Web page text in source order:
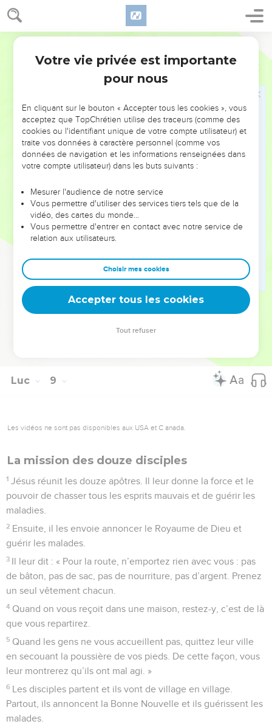
8
49 Pendant que Jésus dit cela, quelqu’un arrive de chez
Jaïrus, le chef de la maison de prière. Il lui dit : « Ta fille est
morte, ne dérange plus le maître ! »
Jésus l’entend et il dit à Jaïrus : « N’aie pas peur ! Crois
seulement, et ta fille sera sauvée ! »
seulement Pierre, Jean et Jacques avec le père et la mère
de la petite fille.
Tous les gens pleurent et ils sont dans le deuil à cause
d’elle. Jésus leur dit : « Ne pleurez pas ! Elle n’est pas morte,
elle dort. »
Les gens se moquent de lui. En effet, ils savent qu’elle est
morte.
Mais Jésus prend la main de la petite fille et il l’appelle en
disant : « Mon enfant, réveille-toi ! »
commande de lui donner à manger.
Ses parents sont vraiment très étonnés, mais Jésus leur
donne cet ordre : « Ne dites à personne ce qui s’est passé ! »
© Société biblique française – Bibli’O, 2000, avec autorisation. Pour vous procurer
Luc 9
Les vidéos ne sont pas disponibles aux USA et C anada.
La mission des douze disciples
1 Jésus réunit les douze apôtres. Il leur donne la force et le
pouvoir de chasser tous les esprits mauvais et de guérir les
maladies.
2 Ensuite, il les envoie annoncer le Royaume de Dieu et
guérir les malades.
3 Il leur dit : « Pour la route, n’emportez rien avec vous : pas
de bâton, pas de sac, pas de nourriture, pas d’argent. Prenez
un seul vêtement chacun.
4 Quand on vous reçoit dans une maison, restez-y, c’est de là
que vous repartirez.
5 Quand les gens ne vous accueillent pas, quittez leur ville
en secouant la poussière de vos pieds. De cette façon, vous
leur montrerez qu’ils ont mal agi. »
6 Les disciples partent et ils vont de village en village.
Partout, ils annoncent la Bonne Nouvelle et ils guérissent les
malades.
Votre vie privée est importante
pour nous
En cliquant sur le bouton « Accepter tous les cookies », vous
acceptez que TopChrétien utilise des traceurs (comme des
cookies ou l'identifiant unique de votre compte utilisateur) et
traite vos données à caractère personnel (comme vos
données de navigation et les informations renseignées dans
votre compte utilisateur) dans les buts suivants :
Mesurer l'audience de notre service
Vous permettre d'utiliser des services tiers tels que de la
vidéo, des cartes du monde…
Vous permettre d'entrer en contact avec notre service de
relation aux utilisateurs.
Choisir mes cookies
Accepter tous les cookies
Tout refuser